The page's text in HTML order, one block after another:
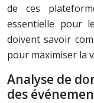
de ces
essentielle pour
doivent savoir
pour maximiser la
Analyse de
des